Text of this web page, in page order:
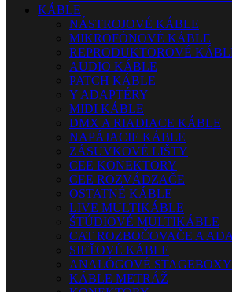
KÁBLE
NÁSTROJOVÉ KÁBLE
MIKROFÓNOVÉ KÁBLE
REPRODUKTOROVÉ
AUDIO KÁBLE
PATCH KÁBLE
Y ADAPTÉRY
MIDI KÁBLE
DMX A RIADIACE KÁBLE
NAPÁJACIE KÁBLE
ZÁSUVKOVÉ LIŠTY
CEE KONEKTORY
CEE ROZVÁDZAČE
OSTATNÉ KÁBLE
LIVE MULTIKÁBLE
ŠTÚDIOVÉ MULTIKÁBLE
CAT ROZBOČOVAČE A
SIEŤOVÉ KÁBLE
ANALÓGOVÉ STAGEBOXY
KÁBLE METRÁŽ